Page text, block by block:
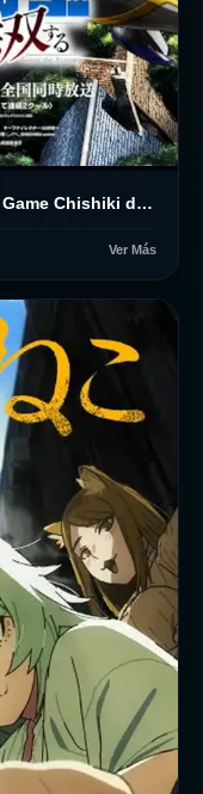
Tsuihou sareta Tensei Juukishi wa Game Chishiki de Musou suru
Ver Más